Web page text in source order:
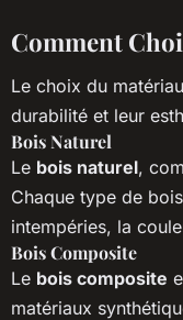
Comment
Le choix du
durabilité et leur
Bois Naturel
Le bois naturel,
Chaque type de
intempéries, la
Bois Composite
Le bois composite
matériaux